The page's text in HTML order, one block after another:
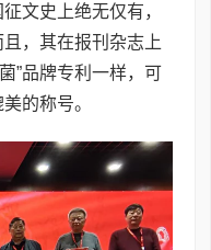
文史上绝无仅有，
，其在报刊杂志上
”品牌专利一样，可
的称号。